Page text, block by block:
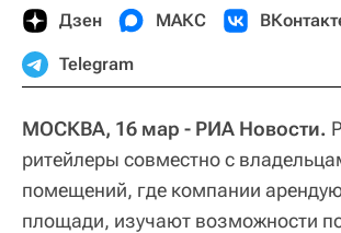
Дзен МАКС
Telegram
МОСКВА, 16 мар - РИА Новости.
ритейлеры совместно с
помещений, где компании
площади, изучают возможности